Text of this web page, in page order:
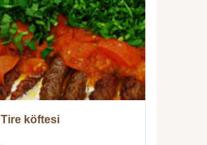
Tire köftesi